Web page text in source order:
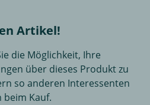
Artikel!
die Möglichkeit, Ihre
über dieses Produkt zu
so anderen Interessenten
Kauf.